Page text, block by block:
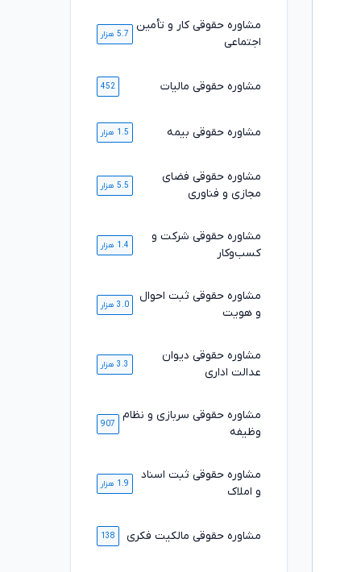
مشاوره حقوقی کار و تأمین
اجتماعی
5.7 هزار
مشاوره حقوقی مالیات 452
مشاوره حقوقی بیمه 1.5 هزار
مشاوره حقوقی فضای
مجازی و فناوری
5.5 هزار
مشاوره حقوقی شرکت و
کسب‌وکار
1.4 هزار
مشاوره حقوقی ثبت احوال
و هویت
3.0 هزار
مشاوره حقوقی دیوان
عدالت اداری
3.3 هزار
مشاوره حقوقی سربازی و نظام
وظیفه
907
مشاوره حقوقی ثبت اسناد
و املاک
1.9 هزار
مشاوره حقوقی مالکیت فکری 138